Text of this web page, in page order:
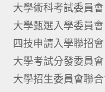
大學術科考試委員會
大學甄選入學委員會
四技申請入學聯招會
大學考試分發委員會
大學招生委員會聯